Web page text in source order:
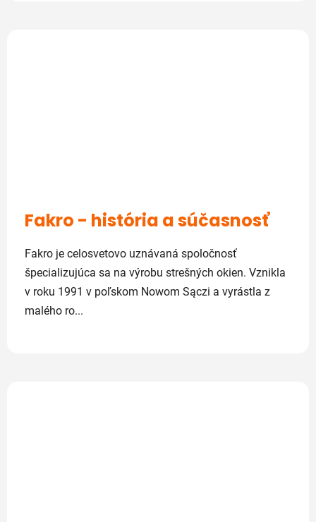
Fakro - história a súčasnosť
Fakro je celosvetovo uznávaná spoločnosť
špecializujúca sa na výrobu strešných okien. Vznikla
v roku 1991 v poľskom Nowom Sączi a vyrástla z
malého ro...